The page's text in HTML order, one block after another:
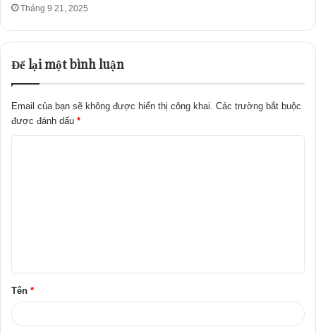
Tháng 9 21, 2025
Để lại một bình luận
Email của bạn sẽ không được hiển thị công khai. Các trường bắt buộc
được đánh dấu *
ậ
n
Tên *